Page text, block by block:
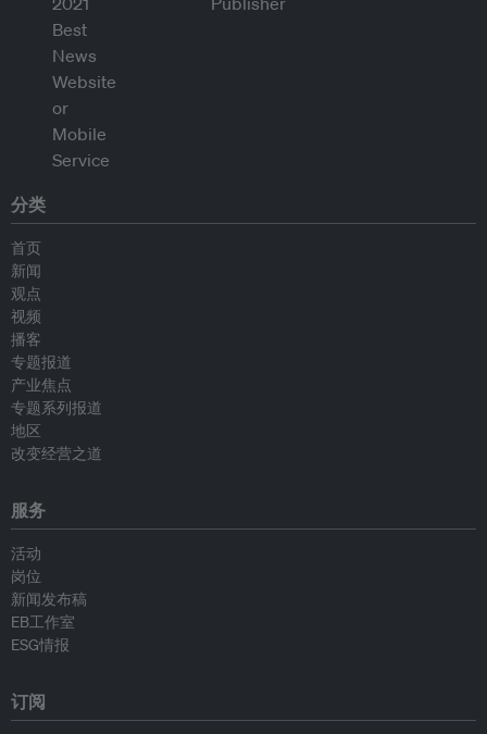
分类
首页
新闻
观点
视频
播客
专题报道
产业焦点
专题系列报道
地区
改变经营之道
服务
活动
岗位
新闻发布稿
EB工作室
ESG情报
订阅